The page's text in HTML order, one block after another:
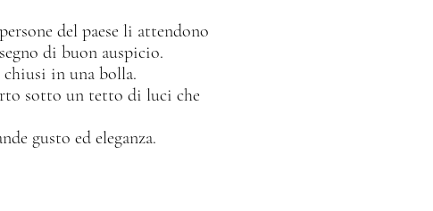
del paese li attendono
di buon auspicio.
in una bolla.
sotto un tetto di luci che
gusto ed eleganza.